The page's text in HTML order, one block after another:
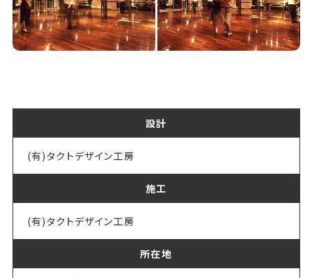
設計
(有)タクトデザイン工房
施工
(有)タクトデザイン工房
所在地